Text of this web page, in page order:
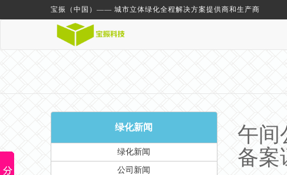
宝振（中国）—— 城市立体绿化全程解决方案提供商和生产商
绿化新闻
绿化新闻
公司新闻
午间
备